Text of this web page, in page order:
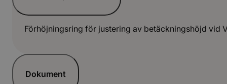
Förhöjningsring för justering av betäckningshöjd vid
Dokument